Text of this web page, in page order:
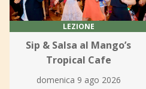
LEZIONE
Sip & Salsa al Mango’s
Tropical Cafe
domenica 9 ago 2026